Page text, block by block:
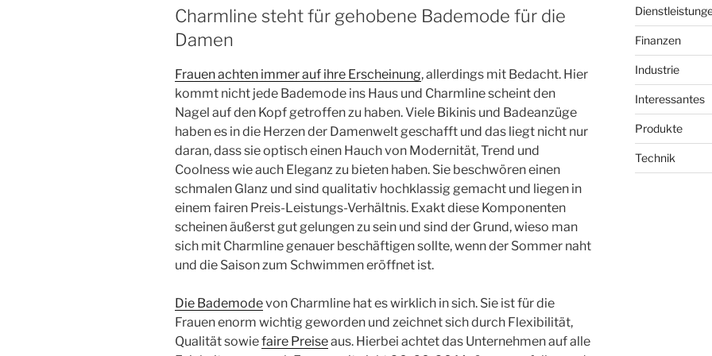
Charmline steht für gehobene Bademode für die
Damen
Frauen achten immer auf ihre Erscheinung, allerdings mit Bedacht. Hier
kommt nicht jede Bademode ins Haus und Charmline scheint den
Nagel auf den Kopf getroffen zu haben. Viele Bikinis und Badeanzüge
haben es in die Herzen der Damenwelt geschafft und das liegt nicht nur
daran, dass sie optisch einen Hauch von Modernität, Trend und
Coolness wie auch Eleganz zu bieten haben. Sie beschwören einen
schmalen Glanz und sind qualitativ hochklassig gemacht und liegen in
einem fairen Preis-Leistungs-Verhältnis. Exakt diese Komponenten
scheinen äußerst gut gelungen zu sein und sind der Grund, wieso man
sich mit Charmline genauer beschäftigen sollte, wenn der Sommer naht
und die Saison zum Schwimmen eröffnet ist.
Die Bademodevon Charmline hat es wirklich in sich. Sie ist für die
Frauen enorm wichtig geworden und zeichnet sich durch Flexibilität,
Qualität sowiefaire Preiseaus. Hierbei achtet das Unternehmen auf alle
Finanzen
Industrie
Interessantes
Produkte
Technik